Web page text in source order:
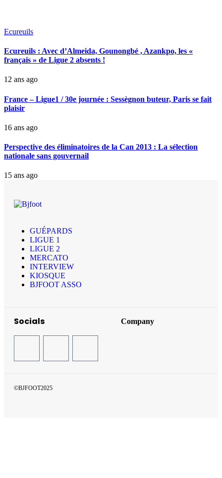
Ecureuils
Ecureuils : Avec d’Almeida, Gounongbé , Azankpo, les «
français » de Ligue 2 absents !
12 ans ago
France – Ligue1 / 30e journée : Sessègnon buteur, Paris se fait
plaisir
16 ans ago
Perspective des éliminatoires de la Can 2013 : La sélection
nationale sans gouvernail
15 ans ago
GUÉPARDS
LIGUE 1
LIGUE 2
MERCATO
INTERVIEW
KIOSQUE
BJFOOT ASSO
Socials Company
©BJFOOT2025